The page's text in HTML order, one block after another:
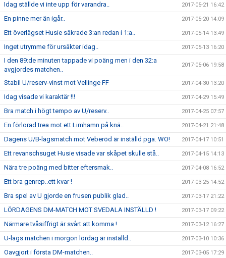
Idag ställde vi inte upp för varandra.. 2017-05-21 16:42
En pinne mer än igår.. 2017-05-20 14:09
Ett överlägset Husie säkrade 3:an redan i 1:a.. 2017-05-14 13:49
Inget utrymme för ursäkter idag.. 2017-05-13 16:20
I den 89:de minuten tappade vi poäng men i den 32:a
avgjordes matchen..
2017-05-06 19:58
Stabil U/reserv-vinst mot Vellinge FF 2017-04-30 13:20
Idag visade vi karaktär !!! 2017-04-29 15:49
Bra match i högt tempo av U/reserv.. 2017-04-25 07:57
En förlorad trea mot ett Limhamn på knä.. 2017-04-21 21:48
Dagens U/B-lagsmatch mot Veberöd är inställd pga. WO! 2017-04-17 10:51
Ett revanschsuget Husie visade var skåpet skulle stå.. 2017-04-15 14:13
Nära tre poäng med bitter eftersmak.. 2017-04-08 16:52
Ett bra genrep..ett kvar ! 2017-03-25 14:52
Bra spel av U gjorde en frusen publik glad.. 2017-03-17 21:22
LÖRDAGENS DM-MATCH MOT SVEDALA INSTÄLLD ! 2017-03-17 09:22
Närmare tvåsiffrigt är svårt att komma ! 2017-03-12 16:27
U-lags matchen i morgon lördag är inställd.. 2017-03-10 10:36
Oavgjort i första DM-matchen.. 2017-03-05 17:29